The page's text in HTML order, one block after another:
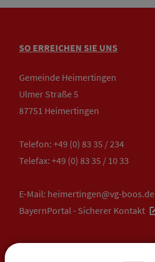
SO ERREICHEN SIE UNS
Gemeinde Heimertingen
Ulmer Straße 5
87751 Heimertingen
Telefon: +49 (0) 83 35 / 234
Telefax: +49 (0) 83 35 / 10 33
E-Mail: heimertingen@vg-boos.de
BayernPortal - Sicherer Kontakt